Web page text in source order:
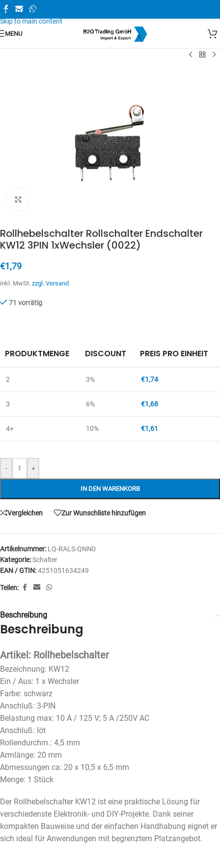
Skip to navigation
Skip to main content
MENU
Rollhebelschalter Rollschalter Endschalter
KW12 3PIN 1xWechsler (0022)
€1,79
inkl. MwSt. zzgl. Versand
71 vorrätig
- +
IN DEN WARENKORB
PRODUKTMENGE DISCOUNT PREIS PRO EINHEIT
2 3% €1,74
3 6% €1,68
4+ 10% €1,61
Vergleichen Zur Wunschliste hinzufügen
Artikelnummer: LQ-RALS-QNN0
Kategorie:Schalter
EAN / GTIN:4251051634249
Teilen:
Beschreibung
Beschreibung
Artikel: Rollhebelschalter
Bezeichnung: KW12
Ein / Aus: 1 x Wechsler
Farbe: schwarz
Anschluß: 3-PIN
Belastung max: 10 A / 125 V; 5 A /250V AC
Anschluß: löt
Rollendurchm.: 4,5 mm
Armlänge: 20 mm
Abmessungen ca: 20 x 10,5 x 6,5 mm
Menge: 1 Stück
Der Rollhebelschalter KW12 ist eine praktische Lösung für
verschiedenste Elektronik- und DIY-Projekte. Dank seiner
kompakten Bauweise und der einfachen Handhabung eignet er
sich ideal für Anwendungen mit begrenztem Platzangebot.